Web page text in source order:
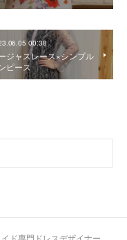
00:38
ジャスレース×シンプル
ピース